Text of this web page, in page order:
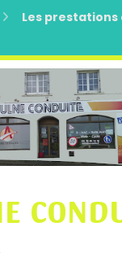
Les prestations